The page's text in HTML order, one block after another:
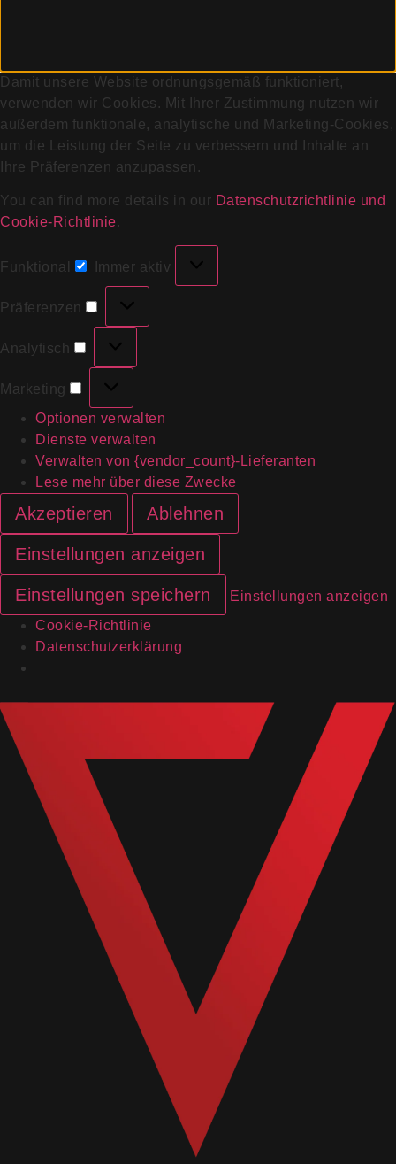
Damit unsere Website ordnungsgemäß funktioniert,
verwenden wir Cookies. Mit Ihrer Zustimmung nutzen wir
außerdem funktionale, analytische und Marketing-Cookies,
um die Leistung der Seite zu verbessern und Inhalte an
Ihre Präferenzen anzupassen.
You can find more details in our Datenschutzrichtlinie und
Cookie-Richtlinie.
Funktional Immer aktiv
Präferenzen
Analytisch
Marketing
Optionen verwalten
Dienste verwalten
Verwalten von {vendor_count}-Lieferanten
Lese mehr über diese Zwecke
Akzeptieren Ablehnen
Einstellungen anzeigen
Einstellungen speichern
Einstellungen anzeigen
Cookie-Richtlinie
Datenschutzerklärung